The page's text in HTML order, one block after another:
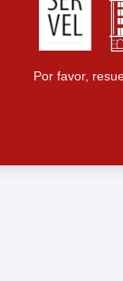
Por favor,